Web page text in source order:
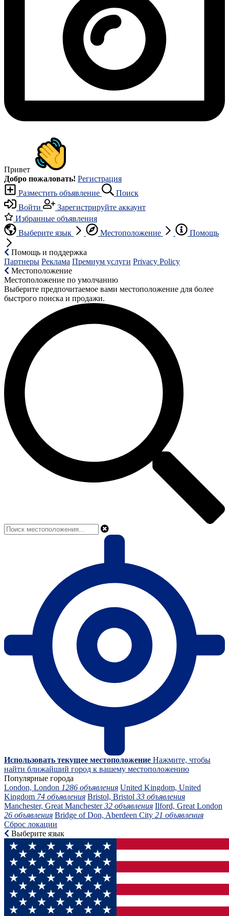
Привет
Добро пожаловать! Регистрация
Разместить объявление
Поиск
Войти
Зарегистрируйте аккаунт
Избранные объявления
Выберите язык
Местоположение Помощь
Помощь и поддержка
Партнеры Реклама Премиум услуги Privacy Policy
Местоположение
Местоположение по умолчанию
Выберите предпочитаемое вами местоположение для более
быстрого поиска и продажи.
Использовать текущее местоположение Нажмите, чтобы
найти ближайший город к вашему местоположению
Популярные города
London, London 1286 объявления United Kingdom, United
Kingdom 74 объявления Bristol, Bristol 33 объявления
Manchester, Great Manchester32 объявления Ilford, Great London
26 объявления Bridge of Don, Aberdeen City 21 объявления
Сброс локации
Выберите язык